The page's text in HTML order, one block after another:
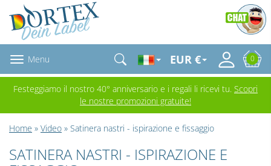
Menu EUR € 0
Festeggiamo il nostro 40° anniversario e i regali li ricevi tu. Scopri
le nostre promozioni gratuite!
Home » Video » Satinera nastri - ispirazione e fissaggio
SATINERA NASTRI - ISPIRAZIONE E